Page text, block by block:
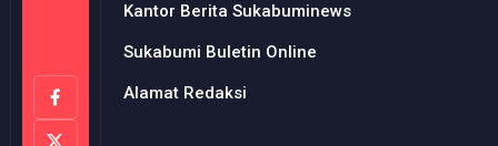
Kantor Berita Sukabuminews
Sukabumi Buletin Online
Alamat Redaksi